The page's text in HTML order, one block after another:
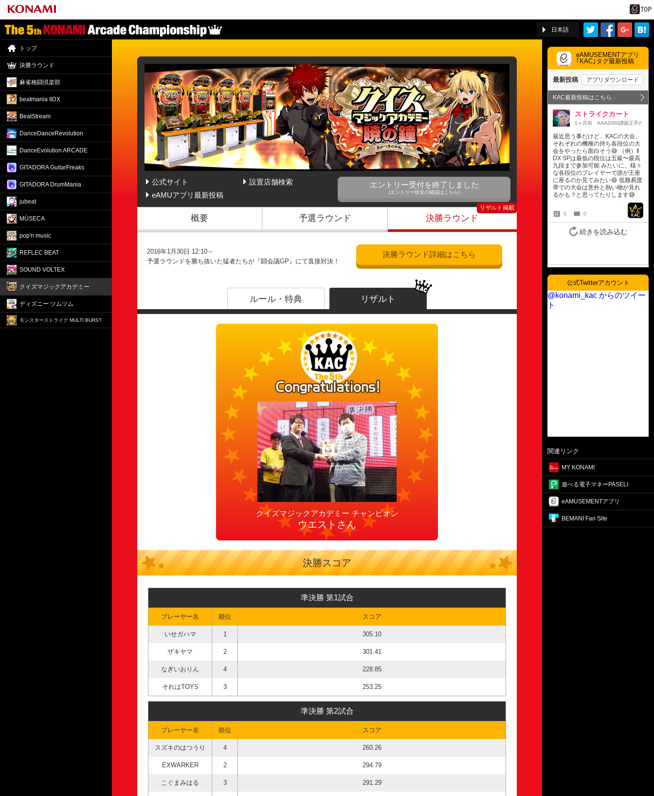
日本語
クイズマジックアカデミー暁の鐘 決勝ラウンドリザルトページ(The 5th KAC)
公式サイト
設置店舗検索
eAMUアプリ最新投稿
エントリー受付を終了しました
(エントリー状況の確認はこちら)
概要 予選ラウンド 決勝ラウンド
2016年1月30日 12:10～
予選ラウンドを勝ち抜いた猛者たちが『闘会議GP』にて直接対決！
決勝ラウンド詳細はこちら
ルール・特典 リザルト
チャンピオン
ウエストさん
決勝スコア
準決勝 第1試合
プレーヤー名 順位 スコア
いせガハマ 1 305.10
ザキヤマ 2 301.41
なぎいおりん 4 228.85
それはTOYS 3 253.25
準決勝 第2試合
プレーヤー名 順位 スコア
スズキのはつうり 4 260.26
EXWARKER 2 294.79
こぐまみはる 3 291.29
トップ
決勝ラウンド
麻雀格闘倶楽部
beatmania IIDX
BeatStream
DanceDance Revolution
DanceEvolution ARCADE
GITADORA GuitarFreaks
GITADORA DrumMania
jubeat
MÚSECA
pop'n music
REFLEC BEAT
SOUND VOLTEX
クイズマジックアカデミー
ディズニー ツムツム
モンスターストライク MULTI BURST
eAMUSEMENTアプリ
｢KAC｣タグ最新投稿
公式Twitterアカウント
@konami_kac からのツイー
ト
関連リンク
MY KONAMI
遊べる電子マネーPASELI
eAMUSEMENTアプリ
BEMANI Fan Site